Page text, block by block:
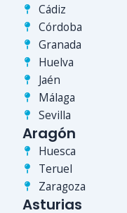
Cádiz
Córdoba
Granada
Huelva
Jaén
Málaga
Sevilla
Aragón
Huesca
Teruel
Zaragoza
Asturias